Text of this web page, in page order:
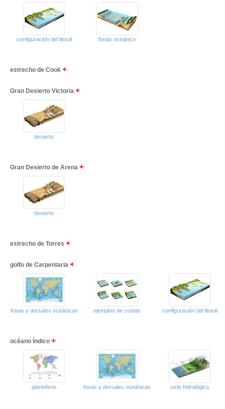
configuración del litoral fondo oceánico
estrecho de Cook
Gran Desierto Victoria
desierto
Gran Desierto de Arena
desierto
estrecho de Torres
golfo de Carpentaria
fosas y dorsales oceánicas ejemplos de costas configuración del litoral
océano Índico
planisferio fosas y dorsales oceánicas ciclo hidrológico